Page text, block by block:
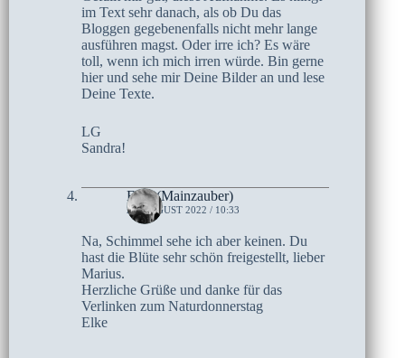
im Text sehr danach, als ob Du das
Bloggen gegebenenfalls nicht mehr lange
ausführen magst. Oder irre ich? Es wäre
toll, wenn ich mich irren würde. Bin gerne
hier und sehe mir Deine Bilder an und lese
Deine Texte.
LG
Sandra!
Elke (Mainzauber)
25. AUGUST 2022 / 10:33
Na, Schimmel sehe ich aber keinen. Du
hast die Blüte sehr schön freigestellt, lieber
Marius.
Herzliche Grüße und danke für das
Verlinken zum Naturdonnerstag
Elke